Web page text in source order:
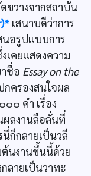
ขวางจากสถาบัน
เสนาบดีว่าการ
นอรูปแบบการ
เคยแสดงความ
ชื่อ Essay on the
ครองสนใจผล
๐๐ คำ เรื่อง
ผลงานลือลั่นที่
ก็กลายเป็นวลี
นงานขึ้นนี้ด้วย
ลายเป็นวาทะ